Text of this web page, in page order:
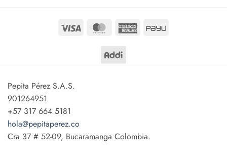
Visa MasterCardAmericanPayU
Pepita Pérez S.A.S.
901264951
+57 317 664 5181
hola@pepitaperez.co
Cra 37 # 52-09, Bucaramanga Colombia.